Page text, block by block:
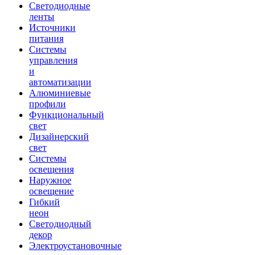
Светодиодные
ленты
Источники
питания
Системы
управления
и
автоматизации
Алюминиевые
профили
Функциональный
свет
Дизайнерский
свет
Системы
освещения
Наружное
освещение
Гибкий
неон
Светодиодный
декор
Электроустановочные